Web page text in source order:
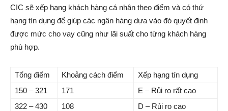
CIC sẽ xếp hạng khách hàng cá nhân theo điểm và có thứ
hạng tín dụng để giúp các ngân hàng dựa vào đó quyết định
được mức cho vay cũng như lãi suất cho từng khách hàng
phù hợp.
Tổng điểm Khoảng cách điểm
Xếp hạng tín dụng
150 – 321
171
E – Rủi ro rất cao
322 – 430
108
D – Rủi ro cao